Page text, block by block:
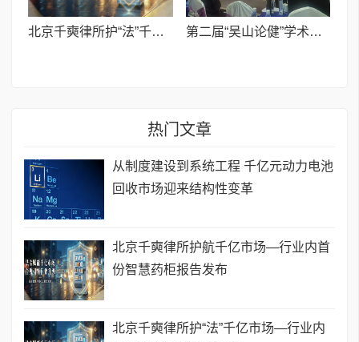
北京千奭律所护“法”千亿市场—行业内首份智慧药柜报告发布 第二届“吴山论健”学术大会在杭州举行
热门文章
从制度建设到系统工程 千亿元动力电池
回收市场迎来结构性变革
北京千奭律所护航千亿市场—行业内首
份智慧药柜报告发布
北京千奭律所护“法”千亿市场—行业内